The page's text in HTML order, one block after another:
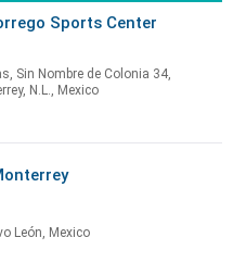
Sports Center
Sin Nombre de Colonia 34,
N.L., Mexico
León, Mexico